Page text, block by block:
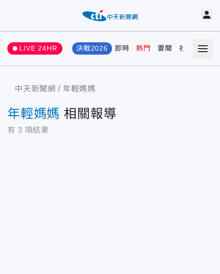
LIVE 24HR 決戰2026 即時 熱門 要聞 社會 娛樂
中天新聞網 年輕媽媽
年輕媽媽 相關報導
有 3 項結果